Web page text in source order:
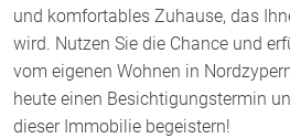
und komfortables Zuhause, das
wird. Nutzen Sie die Chance und
vom eigenen Wohnen in
heute einen Besichtigungstermin
dieser Immobilie begeistern!